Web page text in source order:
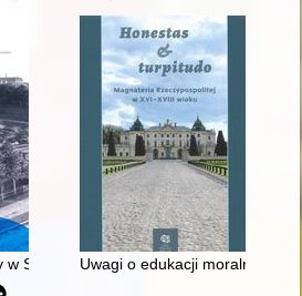
w Sopocie : prestiż finansowy i
Uwagi o edukacji moralnej